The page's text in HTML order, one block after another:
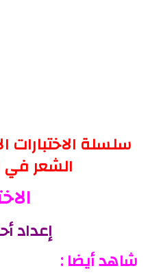
سلسلة
الشعر في
إعداد
شاهد أيضا :